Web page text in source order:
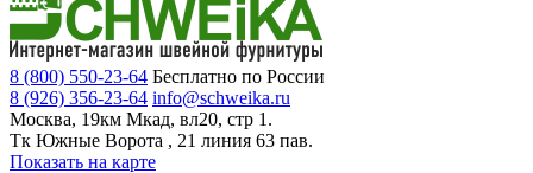
8 (800) 550-23-64 Бесплатно по России
8 (926) 356-23-64 info@schweika.ru
Москва, 19км Мкад, вл20, стр 1.
Тк Южные Ворота , 21 линия 63 пав.
Показать на карте